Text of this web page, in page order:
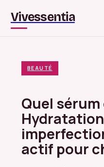
Vivessentia
BEAUTÉ
Quel
actif pour